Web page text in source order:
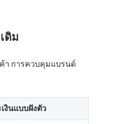
ดิม
า การควบคุมแบรนด์
งินแบบฝังตัว